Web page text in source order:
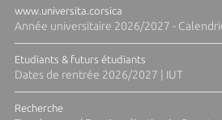
www.universita.corsica
Année universitaire 2026/2027 -
Etudiants & futurs étudiants
Dates de rentrée 2026/2027 | IUT
Recherche